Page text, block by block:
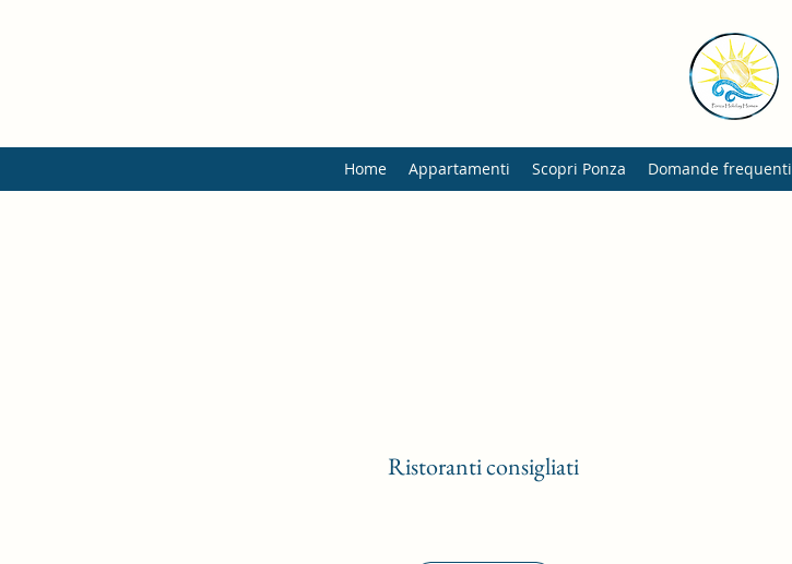
Home Appartamenti Scopri Ponza Domande frequenti
Ristoranti consigliati